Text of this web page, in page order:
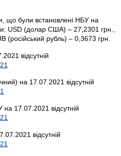
що були встановлені НБУ на
USD (долар США) – 27,2301 грн.,
(російський рубль) – 0,3673 грн.
відсутній
на 17.07.2021 відсутній
на 17.07.2021 відсутній
відсутній